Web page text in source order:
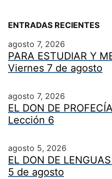
ENTRADAS RECIENTES
agosto 7, 2026
PARA ESTUDIAR Y
Viernes 7 de agosto
agosto 7, 2026
EL DON DE
Lección 6
agosto 5, 2026
EL DON DE
5 de agosto